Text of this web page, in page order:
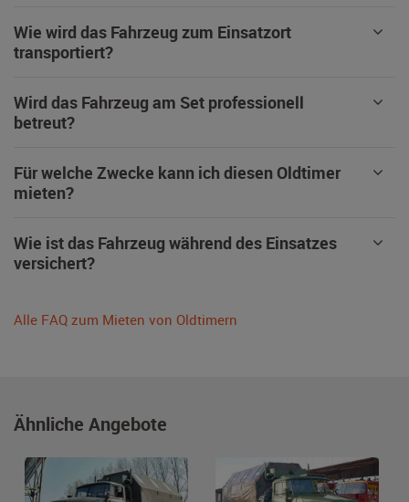
Wie wird das Fahrzeug zum Einsatzort
transportiert?
Wird das Fahrzeug am Set professionell
betreut?
Für welche Zwecke kann ich diesen Oldtimer
mieten?
Wie ist das Fahrzeug während des Einsatzes
versichert?
Alle FAQ zum Mieten von Oldtimern
Ähnliche Angebote